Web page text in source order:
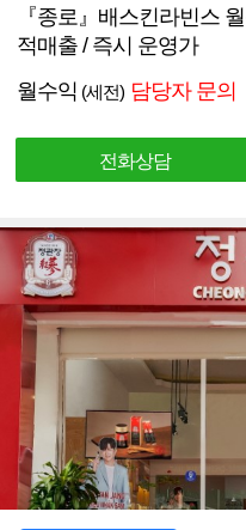
『종로』배스킨라빈스
적매출 / 즉시 운영가
월수익 (세전) 담당자 문의
전화상담